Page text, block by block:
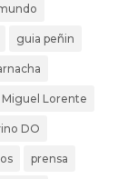
guia peñin
Miguel Lorente
DO
prensa